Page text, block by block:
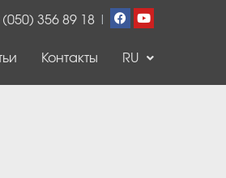
356 89 18
Контакты RU